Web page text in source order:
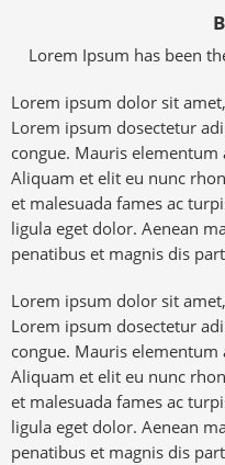
Lorem Ipsum has been
Lorem ipsum dolor sit
Lorem ipsum dosectetur
congue. Mauris
Aliquam et elit eu nunc
et malesuada fames ac
ligula eget dolor. Aenean
penatibus et magnis dis
Lorem ipsum dolor sit
Lorem ipsum dosectetur
congue. Mauris
Aliquam et elit eu nunc
et malesuada fames ac
ligula eget dolor. Aenean
penatibus et magnis dis